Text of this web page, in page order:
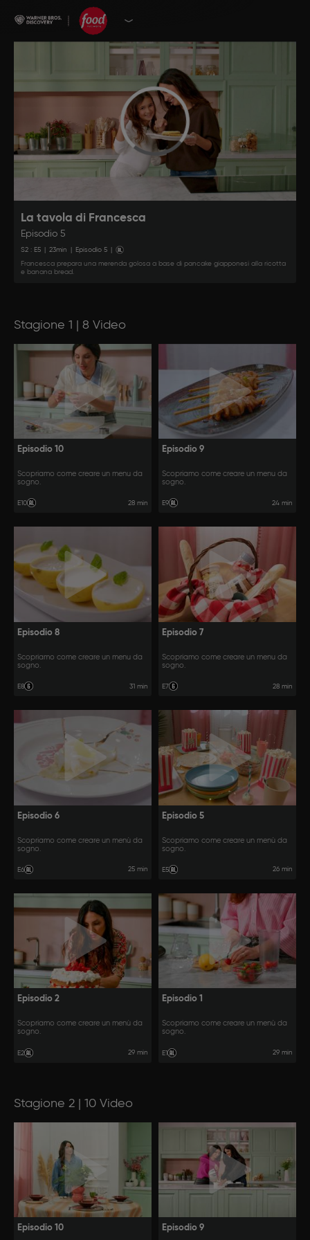
La tavola di Francesca
Episodio 5
S2 : E5 23min Episodio 5
Francesca prepara una merenda golosa a base di pancake giapponesi alla ricotta
e banana bread.
Stagione 1 | 8 Video
Episodio 10
Scopriamo come creare un menu da
sogno.
E10 28 min
Episodio 9
Scopriamo come creare un menu da
sogno.
E9 24 min
Episodio 8
Scopriamo come creare un menu da
sogno.
E8 31 min
Episodio 7
Scopriamo come creare un menu da
sogno.
E7 28 min
Episodio 6
Scopriamo come creare un menù da
sogno.
E6 25 min
Episodio 5
Scopriamo come creare un menù da
sogno.
E5 26 min
Episodio 2
Scopriamo come creare un menù da
sogno.
E2 29 min
Episodio 1
Scopriamo come creare un menù da
sogno.
E1 29 min
Stagione 2 | 10 Video
Episodio 10 Episodio 9